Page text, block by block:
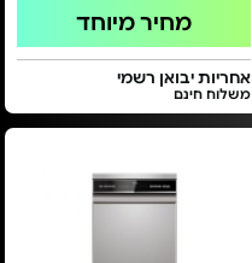
מחיר מיוחד
אחריות יבואן רשמי
משלוח חינם